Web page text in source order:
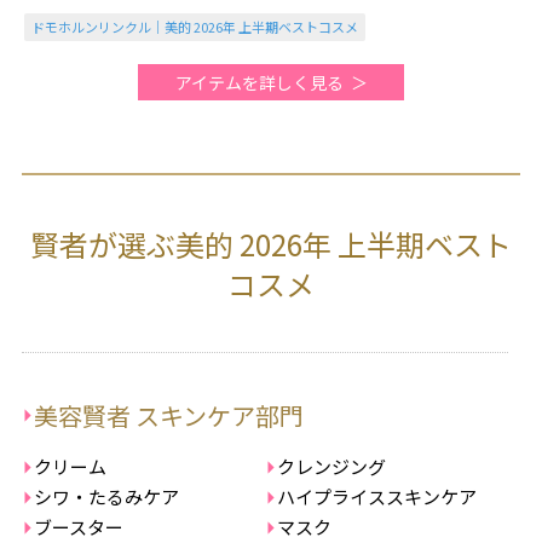
ドモホルンリンクル｜美的 2026年 上半期ベストコスメ
アイテムを詳しく見る
賢者が選ぶ美的 2026年 上半期ベスト
コスメ
美容賢者 スキンケア部門
クリーム
クレンジング
シワ・たるみケア
ハイプライススキンケア
ブースター
マスク